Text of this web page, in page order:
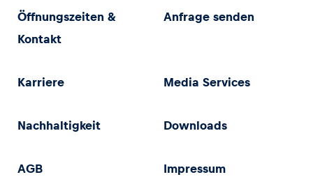
Öffnungszeiten &
Kontakt
Anfrage senden
Karriere Media Services
Nachhaltigkeit Downloads
AGB Impressum